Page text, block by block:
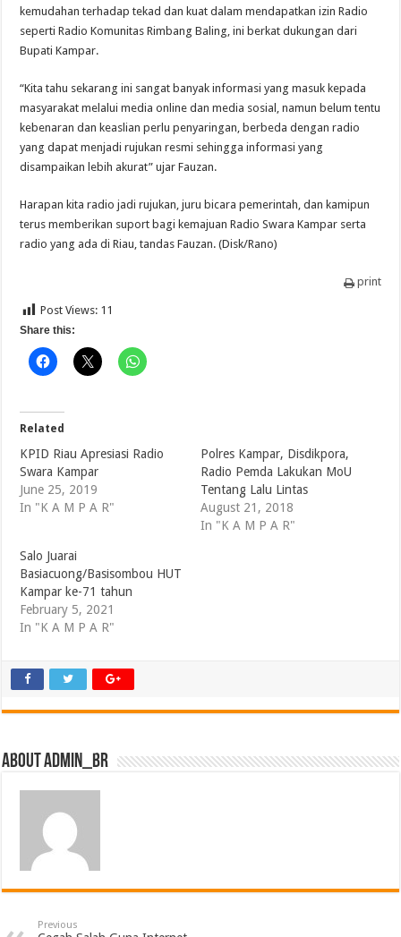
kemudahan terhadap tekad dan kuat dalam mendapatkan izin Radio
seperti Radio Komunitas Rimbang Baling, ini berkat dukungan dari
Bupati Kampar.
“Kita tahu sekarang ini sangat banyak informasi yang masuk kepada
masyarakat melalui media online dan media sosial, namun belum tentu
kebenaran dan keaslian perlu penyaringan, berbeda dengan radio
yang dapat menjadi rujukan resmi sehingga informasi yang
disampaikan lebih akurat” ujar Fauzan.
Harapan kita radio jadi rujukan, juru bicara pemerintah, dan kamipun
terus memberikan suport bagi kemajuan Radio Swara Kampar serta
radio yang ada di Riau, tandas Fauzan. (Disk/Rano)
print
Post Views: 11
Share this:
Related
KPID Riau Apresiasi Radio
Swara Kampar
June 25, 2019
In "K A M P A R"
Polres Kampar, Disdikpora,
Radio Pemda Lakukan MoU
Tentang Lalu Lintas
August 21, 2018
In "K A M P A R"
Salo Juarai
Basiacuong/Basisombou HUT
Kampar ke-71 tahun
February 5, 2021
In "K A M P A R"
About admin_br
Previous